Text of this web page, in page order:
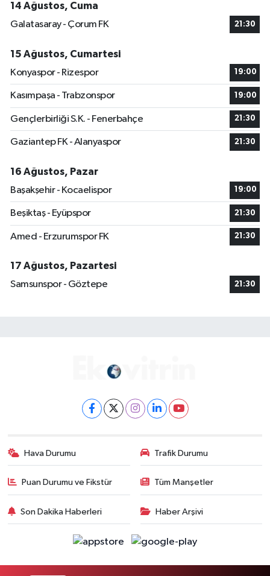
14 Ağustos, Cuma
Galatasaray - Çorum FK
21:30
15 Ağustos, Cumartesi
Konyaspor - Rizespor
19:00
Kasımpaşa - Trabzonspor 19:00
Gençlerbirliği S.K. - Fenerbahçe 21:30
Gaziantep FK - Alanyaspor 21:30
16 Ağustos, Pazar
Başakşehir - Kocaelispor
19:00
Beşiktaş - Eyüpspor 21:30
Amed - Erzurumspor FK 21:30
17 Ağustos, Pazartesi
Samsunspor - Göztepe
21:30
Hava Durumu Trafik Durumu
Puan Durumu ve Fikstür Tüm Manşetler
Son Dakika Haberleri Haber Arşivi